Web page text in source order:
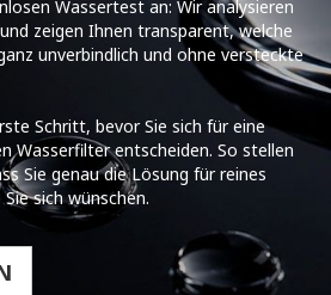
Wassertest an: Wir analysieren
zeigen Ihnen transparent, welche
unverbindlich und ohne versteckte
Schritt, bevor Sie sich für eine
Wasserfilter entscheiden. So stellen
Sie genau die Lösung für reines
sich wünschen.